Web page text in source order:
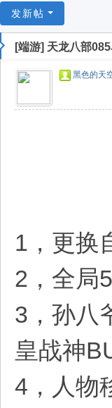
戏
淘
发新帖
[端游] 天龙八部
黑色的天
1，更换
2，全局
3，孙八
皇战神
4，人物